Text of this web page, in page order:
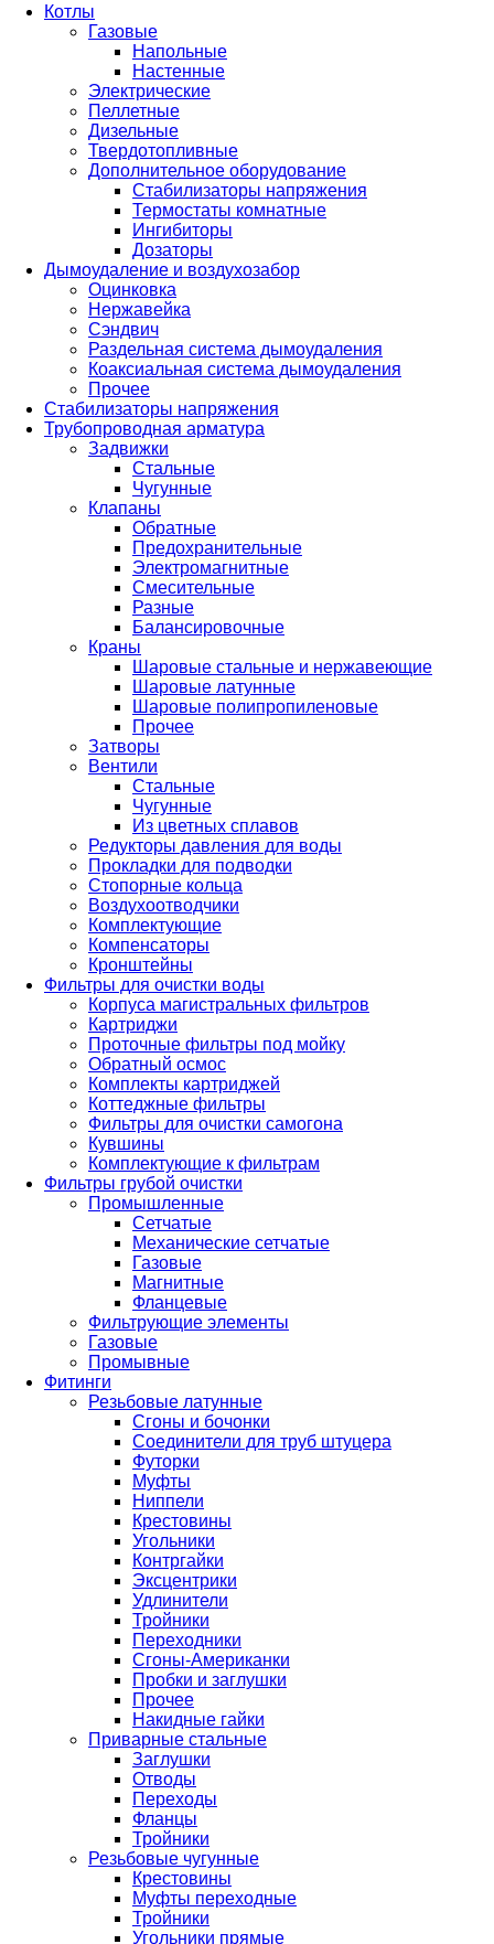
Котлы
Газовые
Напольные
Настенные
Электрические
Пеллетные
Дизельные
Твердотопливные
Дополнительное оборудование
Стабилизаторы напряжения
Термостаты комнатные
Ингибиторы
Дозаторы
Дымоудаление и воздухозабор
Оцинковка
Нержавейка
Сэндвич
Раздельная система дымоудаления
Коаксиальная система дымоудаления
Прочее
Стабилизаторы напряжения
Трубопроводная арматура
Задвижки
Стальные
Чугунные
Клапаны
Обратные
Предохранительные
Электромагнитные
Смесительные
Разные
Балансировочные
Краны
Шаровые стальные и нержавеющие
Шаровые латунные
Шаровые полипропиленовые
Прочее
Затворы
Вентили
Стальные
Чугунные
Из цветных сплавов
Редукторы давления для воды
Прокладки для подводки
Стопорные кольца
Воздухоотводчики
Комплектующие
Компенсаторы
Кронштейны
Фильтры для очистки воды
Корпуса магистральных фильтров
Картриджи
Проточные фильтры под мойку
Обратный осмос
Комплекты картриджей
Коттеджные фильтры
Фильтры для очистки самогона
Кувшины
Комплектующие к фильтрам
Фильтры грубой очистки
Промышленные
Сетчатые
Механические сетчатые
Газовые
Магнитные
Фланцевые
Фильтрующие элементы
Газовые
Промывные
Фитинги
Резьбовые латунные
Сгоны и бочонки
Соединители для труб штуцера
Футорки
Муфты
Ниппели
Крестовины
Угольники
Контргайки
Эксцентрики
Удлинители
Тройники
Переходники
Сгоны-Американки
Пробки и заглушки
Прочее
Накидные гайки
Приварные стальные
Заглушки
Отводы
Переходы
Фланцы
Тройники
Резьбовые чугунные
Крестовины
Муфты переходные
Тройники
Угольники прямые